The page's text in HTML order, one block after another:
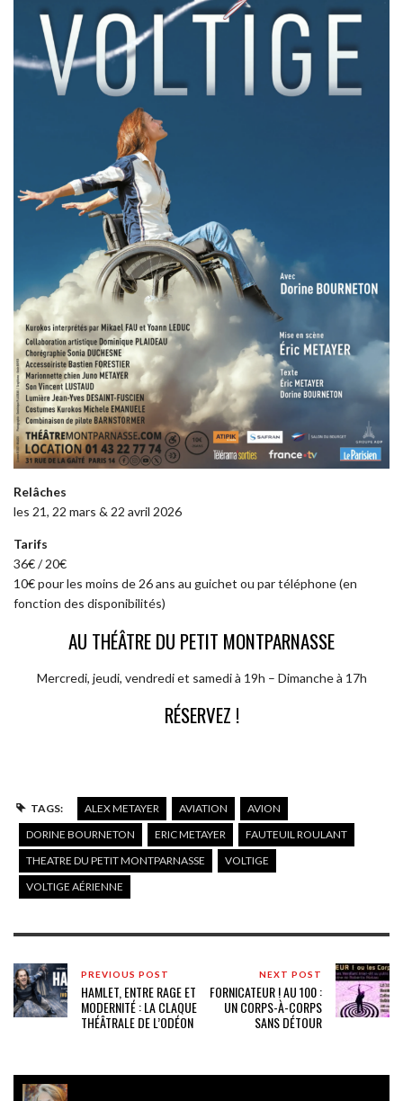
Relâches
les 21, 22 mars & 22 avril 2026
Tarifs
36€ / 20€
10€ pour les moins de 26 ans au guichet ou par téléphone (en
fonction des disponibilités)
AU THÉÂTRE DU PETIT MONTPARNASSE
Mercredi, jeudi, vendredi et samedi à 19h – Dimanche à 17h
RÉSERVEZ !
TAGS: ALEX METAYER AVIATION
AVION
DORINE BOURNETON
ERIC METAYER
FAUTEUIL ROULANT
THEATRE DU PETIT MONTPARNASSE
VOLTIGE
VOLTIGE AÉRIENNE
PREVIOUS POST
HAMLET, ENTRE RAGE ET
MODERNITÉ : LA CLAQUE
THÉÂTRALE DE L’ODÉON
NEXT POST
FORNICATEUR ! AU 100 :
UN CORPS-À-CORPS
SANS DÉTOUR